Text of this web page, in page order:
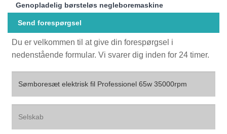
Genopladelig børsteløs negleboremaskine
Send forespørgsel
Du er velkommen til at give din forespørgsel i
nedenstående formular. Vi svarer dig inden for 24 timer.